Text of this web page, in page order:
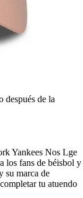
después de la
Yankees Nos Lge
los fans de béisbol y
su marca de
tu atuendo